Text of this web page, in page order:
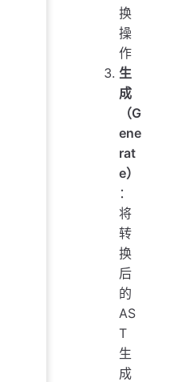
换
操
作
生
成
（G
ene
rat
e）
：
将
转
换
后
的
AS
T
生
成